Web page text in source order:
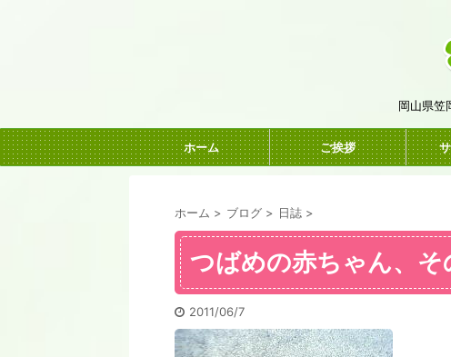
岡山県笠
ホーム ご挨拶
ホーム > ブログ > 日誌 >
つばめの赤ちゃん、そ
2011/06/7